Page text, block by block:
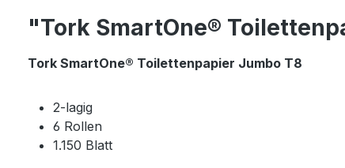
"Tork SmartOne®
Tork SmartOne® Toilettenpapier Jumbo T8
2-lagig
6 Rollen
1.150 Blatt